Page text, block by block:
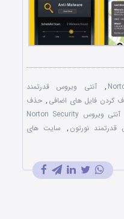
,
آنتی ویروس قدرتمند
کردن فایل های اضافی , حذف
دانلود آنتی ویروس Norton Security
قدرتمند نورتون , سایت های